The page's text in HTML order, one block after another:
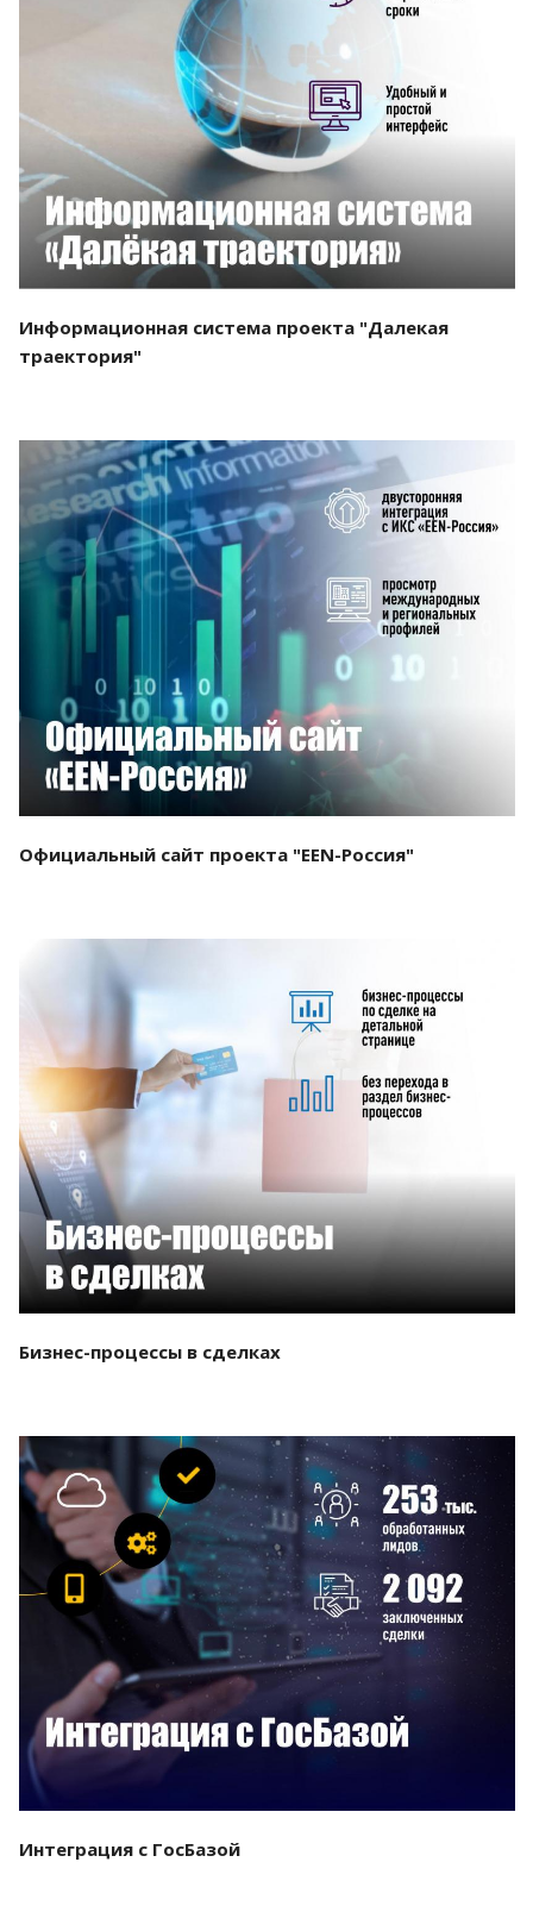
Смотреть проект
Информационная система проекта "Далекая
траектория"
Смотреть проект
Официальный сайт проекта "EEN-Россия"
Бизнес-процессы в сделках
Смотреть проект
Интеграция с ГосБазой